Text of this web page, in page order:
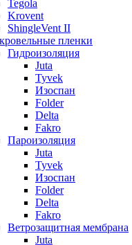
Tegola
Krovent
ShingleVent II
пленки
Гидроизоляция
Juta
Tyvek
Изоспан
Folder
Delta
Fakro
Пароизоляция
Juta
Tyvek
Изоспан
Folder
Delta
Fakro
Ветрозащитная мембрана
Juta